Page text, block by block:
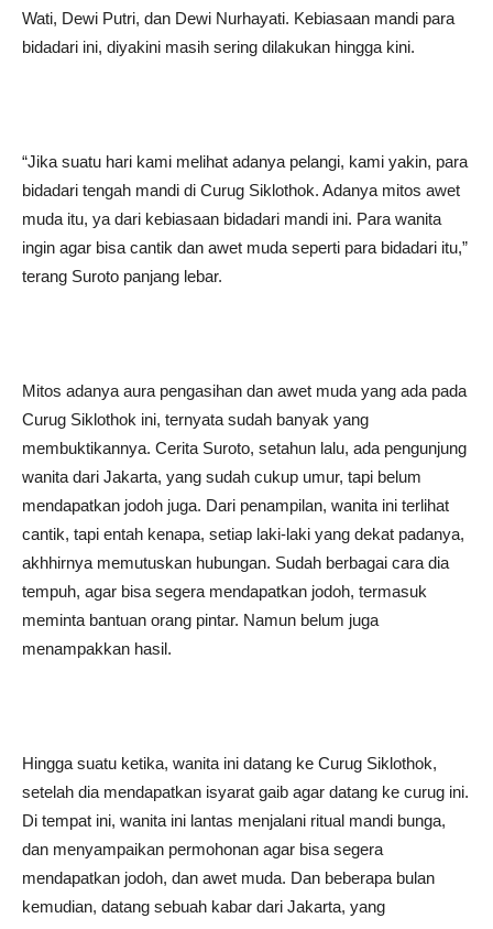
Wati, Dewi Putri, dan Dewi Nurhayati. Kebiasaan mandi para
bidadari ini, diyakini masih sering dilakukan hingga kini.
“Jika suatu hari kami melihat adanya pelangi, kami yakin, para
bidadari tengah mandi di Curug Siklothok. Adanya mitos awet
muda itu, ya dari kebiasaan bidadari mandi ini. Para wanita
ingin agar bisa cantik dan awet muda seperti para bidadari itu,”
terang Suroto panjang lebar.
Mitos adanya aura pengasihan dan awet muda yang ada pada
Curug Siklothok ini, ternyata sudah banyak yang
membuktikannya. Cerita Suroto, setahun lalu, ada pengunjung
wanita dari Jakarta, yang sudah cukup umur, tapi belum
mendapatkan jodoh juga. Dari penampilan, wanita ini terlihat
cantik, tapi entah kenapa, setiap laki-laki yang dekat padanya,
akhhirnya memutuskan hubungan. Sudah berbagai cara dia
tempuh, agar bisa segera mendapatkan jodoh, termasuk
meminta bantuan orang pintar. Namun belum juga
menampakkan hasil.
Hingga suatu ketika, wanita ini datang ke Curug Siklothok,
setelah dia mendapatkan isyarat gaib agar datang ke curug ini.
Di tempat ini, wanita ini lantas menjalani ritual mandi bunga,
dan menyampaikan permohonan agar bisa segera
mendapatkan jodoh, dan awet muda. Dan beberapa bulan
kemudian, datang sebuah kabar dari Jakarta, yang